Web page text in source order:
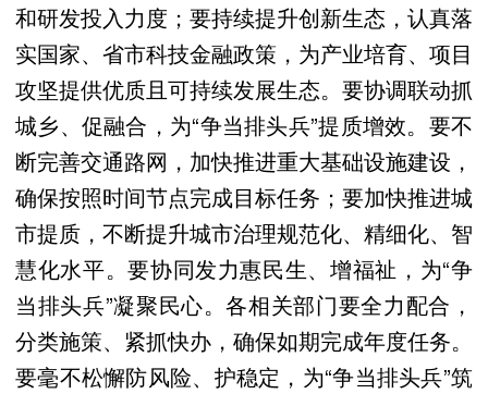
和研发投入力度；要持续提升创新生态，认真落
实国家、省市科技金融政策，为产业培育、项目
攻坚提供优质且可持续发展生态。要协调联动抓
城乡、促融合，为“争当排头兵”提质增效。要不
断完善交通路网，加快推进重大基础设施建设，
确保按照时间节点完成目标任务；要加快推进城
市提质，不断提升城市治理规范化、精细化、智
慧化水平。要协同发力惠民生、增福祉，为“争
当排头兵”凝聚民心。各相关部门要全力配合，
分类施策、紧抓快办，确保如期完成年度任务。
要毫不松懈防风险、护稳定，为“争当排头兵”筑